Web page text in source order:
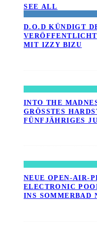
SEE ALL
D.O.D KÜNDIGT
MIT IZZY BIZU
INTO THE
GRÖSSTES
ÜNFJÄHRIGES
NEUE OPEN-AIR-
ELECTRONIC
INS SOMMERBAD